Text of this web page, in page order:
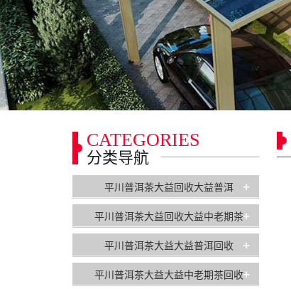
CATEGORIES
分类导航
平川普洱茶大益回收大益普洱 +
平川普洱茶大益回收大益中老期茶+
平川普洱茶大益大益普洱回收 +
平川普洱茶大益大益中老期茶回收+